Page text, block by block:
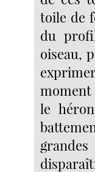
toile de
du
oiseau,
moment
le